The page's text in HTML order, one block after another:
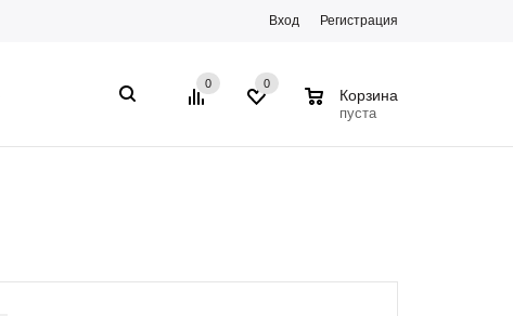
Вход Регистрация
0 0
Корзина
пуста